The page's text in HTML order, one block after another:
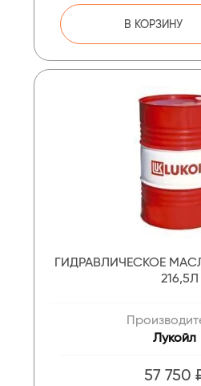
В КОРЗИНУ
ГИДРАВЛИЧЕСКОЕ
216,5Л
Лукойл
57 750